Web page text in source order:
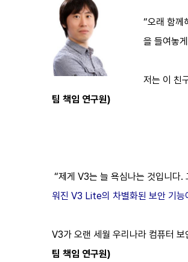
“오래 함께
을 들여놓
저는 이 친
팀 책임 연구원)
“제게 V3는 늘 욕심나는 것입니다
워진 V3 Lite의 차별화된 보안 기능
V3가 오랜 세월 우리나라 컴퓨터
팀 책임 연구원)